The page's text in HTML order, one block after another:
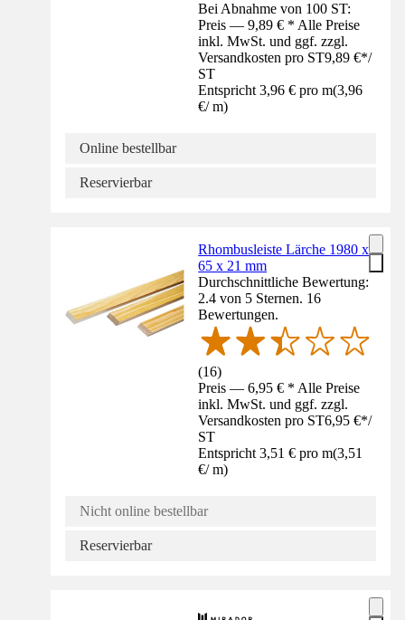
Bei Abnahme von 100 ST:
Preis — 9,89 € * Alle Preise
inkl. MwSt. und ggf. zzgl.
Versandkosten pro ST9,89 €*/
ST
Entspricht 3,96 € pro m(3,96
€/ m)
Online bestellbar
Reservierbar
Rhombusleiste Lärche 1980 x
65 x 21 mm
Durchschnittliche Bewertung:
2.4 von 5 Sternen. 16
Bewertungen.
(16)
Preis — 6,95 € * Alle Preise
inkl. MwSt. und ggf. zzgl.
Versandkosten pro ST6,95 €*/
ST
Entspricht 3,51 € pro m(3,51
€/ m)
Nicht online bestellbar
Reservierbar